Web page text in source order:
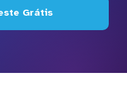
Grátis